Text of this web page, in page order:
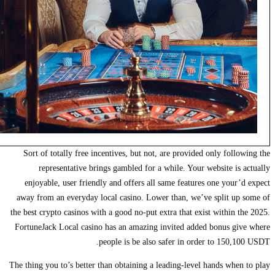
Sort of totally free incentives, but not, are provided only
representative brings gambled for a while. Your website is
enjoyable, user friendly and offers all same features one
away from an everyday local casino. Lower than, we’ve split up
the best crypto casinos with a good no-put extra that exist within
FortuneJack Local casino has an amazing invited added bonus
people is be also safer in order to
The thing you to’s better than obtaining a leading-level hands